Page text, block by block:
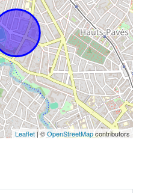
Leaflet | ©OpenStreetMapcontributors